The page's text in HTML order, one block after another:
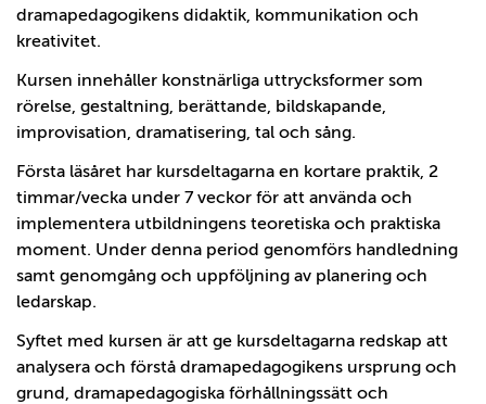
dramapedagogikens didaktik, kommunikation och
kreativitet.
Kursen innehåller konstnärliga uttrycksformer som
rörelse, gestaltning, berättande, bildskapande,
improvisation, dramatisering, tal och sång.
Första läsåret har kursdeltagarna en kortare praktik, 2
timmar/vecka under 7 veckor för att använda och
implementera utbildningens teoretiska och praktiska
moment. Under denna period genomförs handledning
samt genomgång och uppföljning av planering och
ledarskap.
Syftet med kursen är att ge kursdeltagarna redskap att
analysera och förstå dramapedagogikens ursprung och
grund, dramapedagogiska förhållningssätt och